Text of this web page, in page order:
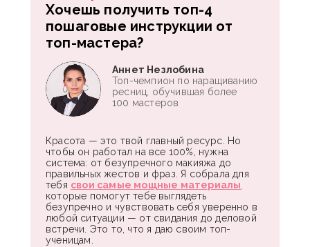
Хочешь получить топ-4
пошаговые инструкции от
топ-мастера?
Красота — это твой главный ресурс. Но
чтобы он работал на все 100%, нужна
система: от безупречного макияжа до
правильных жестов и фраз. Я собрала для
тебя свои самые мощные материалы,
которые помогут тебе выглядеть
безупречно и чувствовать себя уверенно в
любой ситуации — от свидания до деловой
встречи. Это то, что я даю своим топ-
ученицам.
Аннет Незлобина
Топ-чемпион по наращиванию
ресниц, обучившая более
100 мастеров